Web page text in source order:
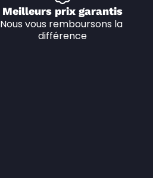
Meilleurs prix garantis
Nous vous remboursons la
différence